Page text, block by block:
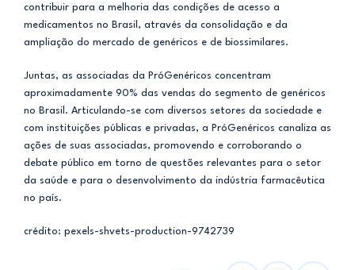
contribuir para a melhoria das condições de acesso a
medicamentos no Brasil, através da consolidação e da
ampliação do mercado de genéricos e de biossimilares.
Juntas, as associadas da PróGenéricos concentram
aproximadamente 90% das vendas do segmento de genéricos
no Brasil. Articulando-se com diversos setores da sociedade e
com instituições públicas e privadas, a PróGenéricos canaliza as
ações de suas associadas, promovendo e corroborando o
debate público em torno de questões relevantes para o setor
da saúde e para o desenvolvimento da indústria farmacêutica
no país.
crédito: pexels-shvets-production-9742739